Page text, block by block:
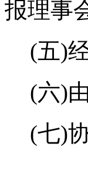
报理事
(五)
(六)
(七)